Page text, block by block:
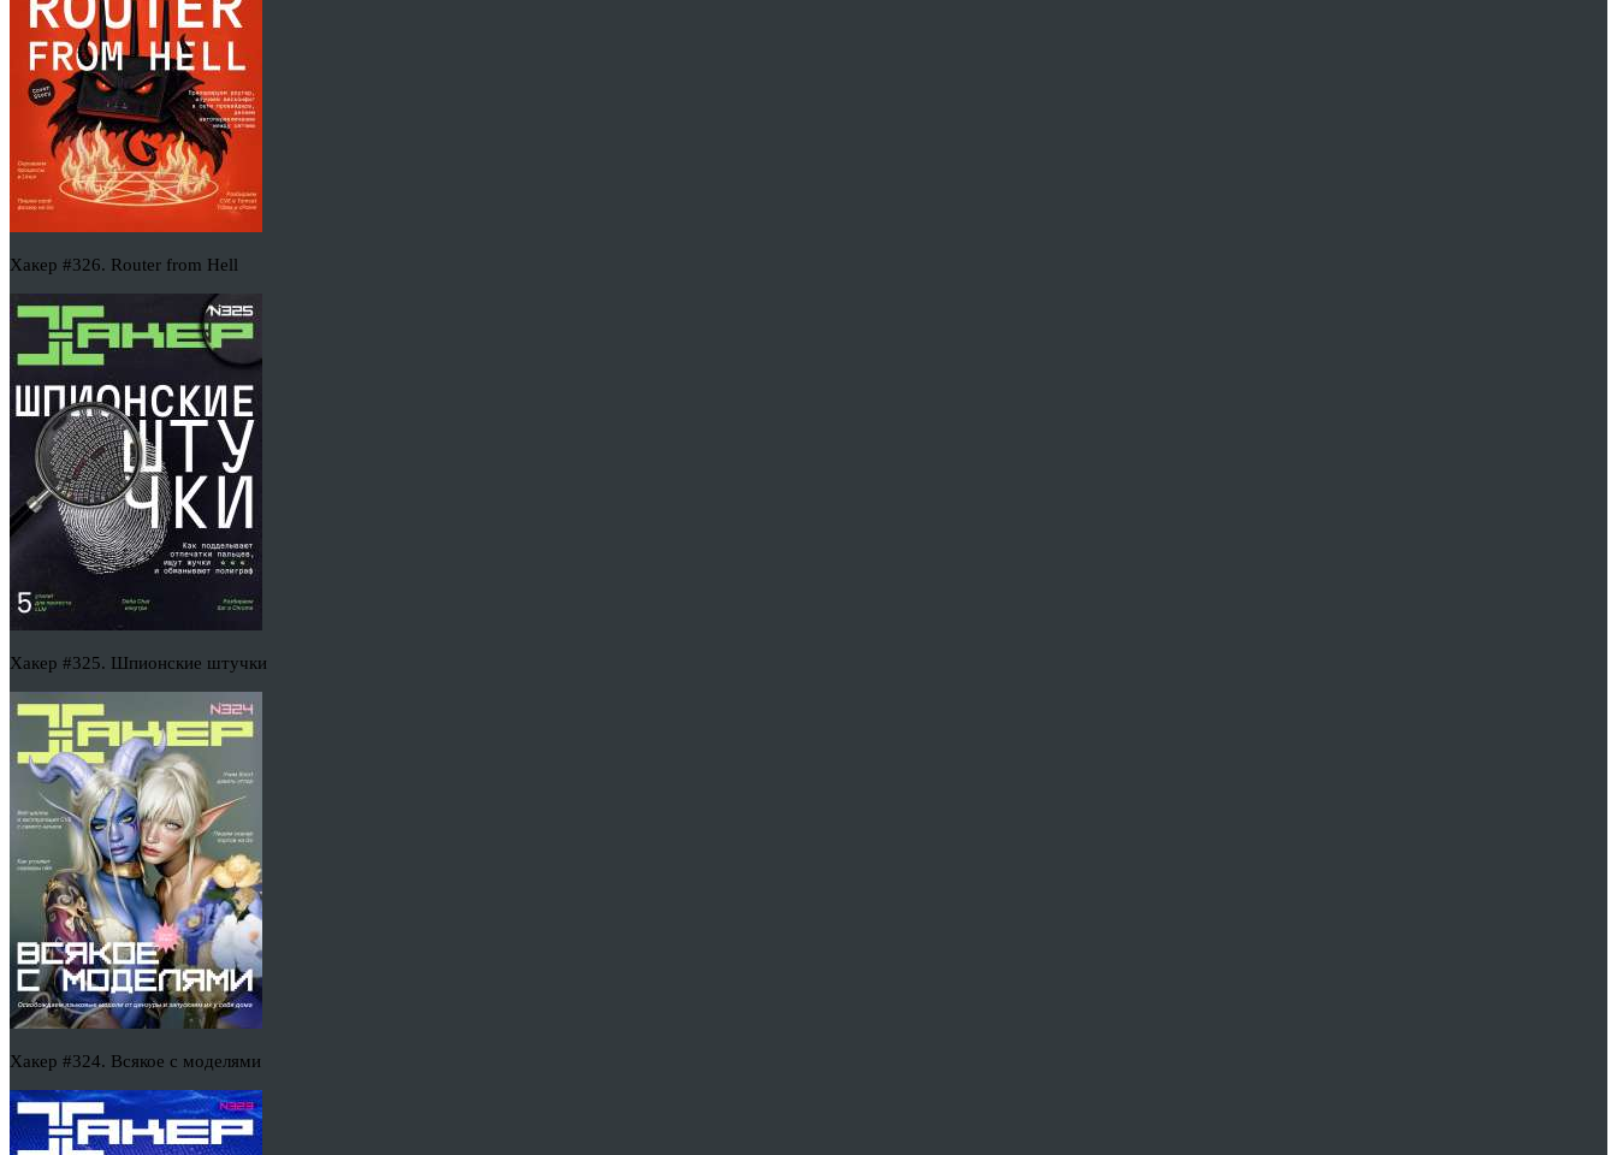
Хакер #326. Router from Hell
Хакер #325. Шпионские штучки
Хакер #324. Всякое с моделями